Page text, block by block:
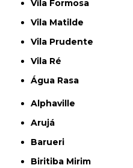
Vila Formosa
Vila Matilde
Vila Prudente
Vila Ré
Água Rasa
Alphaville
Arujá
Barueri
Biritiba Mirim